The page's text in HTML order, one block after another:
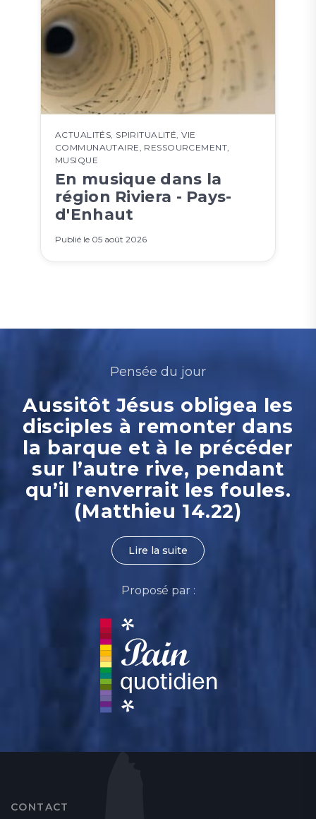
ACTUALITÉS SPIRITUALITÉ ,VIE
COMMUNAUTAIRE RESSOURCEMENT
MUSIQUE
En musique dans la
région Riviera - Pays-
d'Enhaut
Publié le 05 août 2026
Pensée du jour
Aussitôt Jésus obligea les
disciples à remonter dans
la barque et à le précéder
sur l’autre rive, pendant
qu’il renverrait les foules.
(Matthieu 14.22)
Lire la suite
Proposé par :
CONTACT